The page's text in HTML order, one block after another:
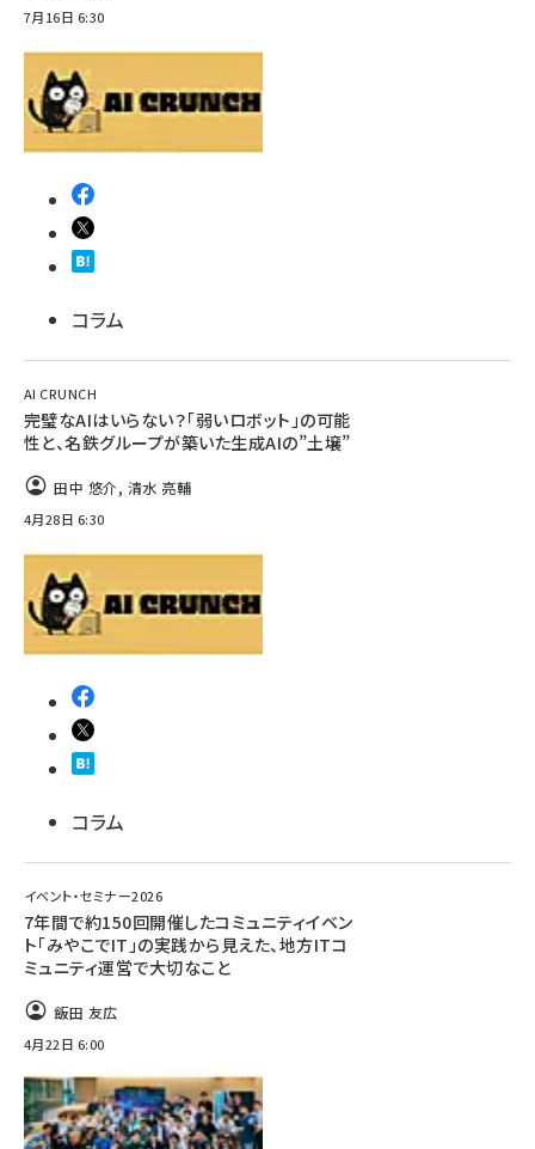
7月16日 6:30
コラム
AI CRUNCH
完璧なAIはいらない？「弱いロボット」の可能
性と、名鉄グループが築いた生成AIの”土壌”
田中 悠介, 清水 亮輔
4月28日 6:30
コラム
イベント・セミナー2026
7年間で約150回開催したコミュニティイベン
ト「みやこでIT」の実践から見えた、地方ITコ
ミュニティ運営で大切なこと
飯田 友広
4月22日 6:00